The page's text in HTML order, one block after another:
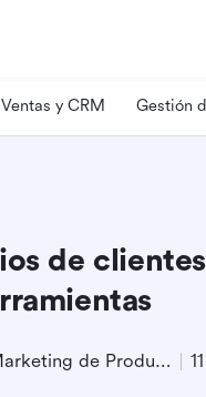
Ventas y CRM Gestión
de
Especialista en Marketing de Producto